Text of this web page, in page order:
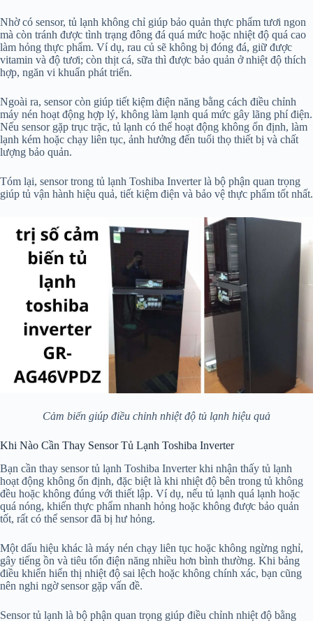
Nhờ có sensor, tủ lạnh không chỉ giúp bảo quản thực phẩm tươi ngon
mà còn tránh được tình trạng đông đá quá mức hoặc nhiệt độ quá cao
làm hỏng thực phẩm. Ví dụ, rau củ sẽ không bị đóng đá, giữ được
vitamin và độ tươi; còn thịt cá, sữa thì được bảo quản ở nhiệt độ thích
hợp, ngăn vi khuẩn phát triển.
Ngoài ra, sensor còn giúp tiết kiệm điện năng bằng cách điều chỉnh
máy nén hoạt động hợp lý, không làm lạnh quá mức gây lãng phí điện.
Nếu sensor gặp trục trặc, tủ lạnh có thể hoạt động không ổn định, làm
lạnh kém hoặc chạy liên tục, ảnh hưởng đến tuổi thọ thiết bị và chất
lượng bảo quản.
Tóm lại, sensor trong tủ lạnh Toshiba Inverter là bộ phận quan trọng
giúp tủ vận hành hiệu quả, tiết kiệm điện và bảo vệ thực phẩm tốt nhất.
Cảm biến giúp điều chỉnh nhiệt độ tủ lạnh hiệu quả
Khi Nào Cần Thay Sensor Tủ Lạnh Toshiba Inverter
Bạn cần thay sensor tủ lạnh Toshiba Inverter khi nhận thấy tủ lạnh
hoạt động không ổn định, đặc biệt là khi nhiệt độ bên trong tủ không
đều hoặc không đúng với thiết lập. Ví dụ, nếu tủ lạnh quá lạnh hoặc
quá nóng, khiến thực phẩm nhanh hỏng hoặc không được bảo quản
tốt, rất có thể sensor đã bị hư hỏng.
Một dấu hiệu khác là máy nén chạy liên tục hoặc không ngừng nghỉ,
gây tiếng ồn và tiêu tốn điện năng nhiều hơn bình thường. Khi bảng
điều khiển hiển thị nhiệt độ sai lệch hoặc không chính xác, bạn cũng
nên nghi ngờ sensor gặp vấn đề.
Sensor tủ lạnh là bộ phận quan trọng giúp điều chỉnh nhiệt độ bằng